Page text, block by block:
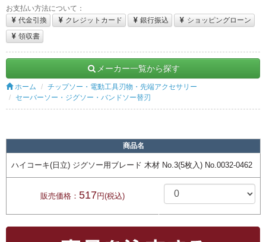
お支払い方法について：
代金引換
クレジットカード 銀行振込
ショッピングローン
領収書
メーカー一覧から探す
ホーム
チップソー・電動工具刃物・先端アクセサリー
セーバーソー・ジグソー・バンドソー替刃
商品名
ハイコーキ(日立) ジグソー用ブレード 木材 No.3(5枚入) No.0032-0462
販売価格： 517円(税込)